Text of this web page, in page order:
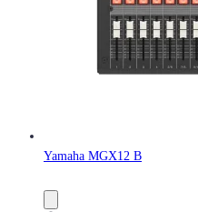
Yamaha MGX12 B